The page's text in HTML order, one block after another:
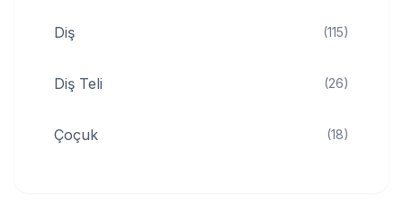
Diş (115)
Diş Teli (26)
Çoçuk (18)